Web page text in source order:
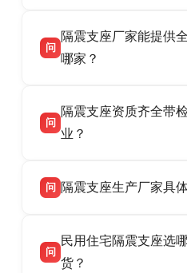
震支座厂家，专业生产
HDR 高阻尼、FPS 摩
话：13323182312。
问
隔震支座厂家能提供
哪家？
产厂家，可提供支座选
供货、现场安装指导一
话：13323182312。
问
隔震支座资质齐全带
业？
品资质齐全，每批次产
货，厂家电话：
号北方工业基地。
问 隔震支座生产厂家具
高新区北方工业基地迎
支座源头工厂，生产
问
民用住宅隔震支座选
货？